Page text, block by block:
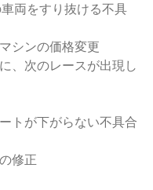
両をすり抜ける不具
シンの価格変更
、次のレースが出現し
トが下がらない不具合
修正